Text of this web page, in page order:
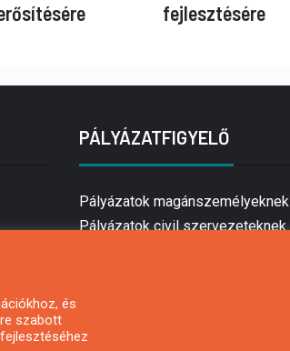
fejlesztésére
PÁLYÁZATFIGYELŐ
Pályázatok magánszemélyeknek
Pályázatok civil szervezeteknek
és
szabott